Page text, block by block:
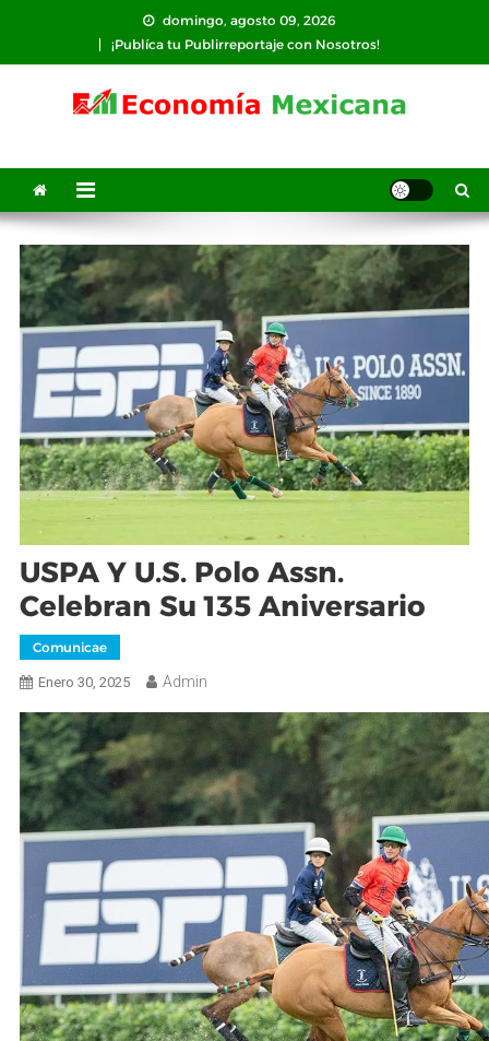
contenido
domingo, agosto 09, 2026
¡Publíca tu Publirreportaje con Nosotros!
USPA Y U.S. Polo Assn.
Celebran Su 135 Aniversario
Comunicae
Enero 30, 2025 Admin